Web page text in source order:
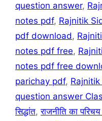
question answer,
notes pdf, Rajnitik
pdf download,
notes pdf free,
notes pdf free
parichay pdf,
question answer
सिद्धांत,राजनीति का